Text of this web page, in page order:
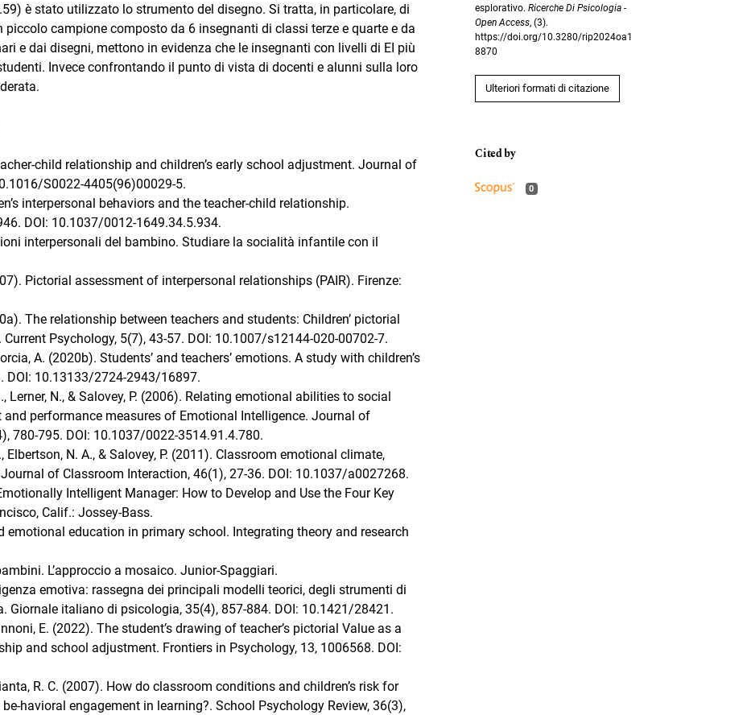
è stato utilizzato lo strumento del disegno. Si tratta, in particolare, di
campione composto da 6 insegnanti di classi terze e quarte e da
e dai disegni, mettono in evidenza che le insegnanti con livelli di EI più
Invece confrontando il punto di vista di docenti e alunni sulla loro
child relationship and children’s early school adjustment. Journal of
S0022-4405(96)00029-5.
interpersonal behaviors and the teacher-child relationship.
DOI: 10.1037/0012-1649.34.5.934.
interpersonali del bambino. Studiare la socialità infantile con il
Pictorial assessment of interpersonal relationships (PAIR). Firenze:
The relationship between teachers and students: Children’ pictorial
Psychology, 5(7), 43-57. DOI: 10.1007/s12144-020-00702-7.
A. (2020b). Students’ and teachers’ emotions. A study with children’s
DOI: 10.13133/2724-2943/16897.
Lerner, N., & Salovey, P. (2006). Relating emotional abilities to social
performance measures of Emotional Intelligence. Journal of
780-795. DOI: 10.1037/0022-3514.91.4.780.
Elbertson, N. A., & Salovey, P. (2011). Classroom emotional climate,
of Classroom Interaction, 46(1), 27-36. DOI: 10.1037/a0027268.
Intelligent Manager: How to Develop and Use the Four Key
Calif.: Jossey-Bass.
emotional education in primary school. Integrating theory and research
L’approccio a mosaico. Junior-Spaggiari.
emotiva: rassegna dei principali modelli teorici, degli strumenti di
Giornale italiano di psicologia, 35(4), 857-884. DOI: 10.1421/28421.
E. (2022). The student’s drawing of teacher’s pictorial Value as a
and school adjustment. Frontiers in Psychology, 13, 1006568. DOI:
R. C. (2007). How do classroom conditions and children’s risk for
havioral engagement in learning?. School Psychology Review, 36(3),
esplorativo.Ricerche Di Psicologia -
Open Access, (3).
https://doi.org/10.3280/rip2024oa1
8870
Ulteriori formati di citazione
0